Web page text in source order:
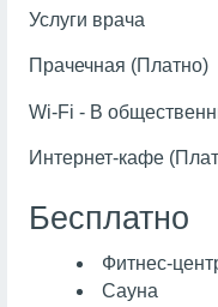
Услуги врача
Прачечная (Платно)
Wi-Fi - В
Интернет-кафе
Бесплатно
Фитнес-
Сауна